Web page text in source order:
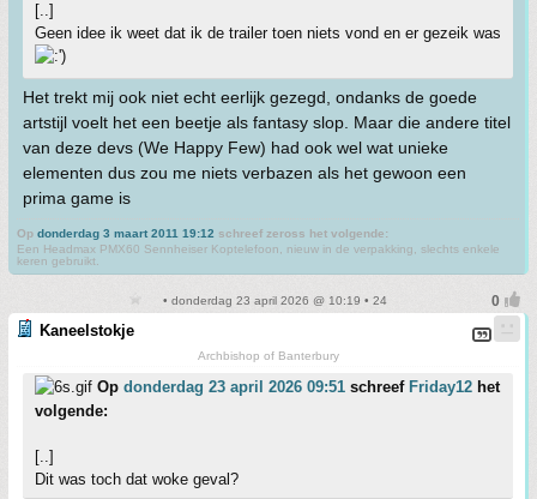
[..]
Geen idee ik weet dat ik de trailer toen niets vond en er gezeik was
Het trekt mij ook niet echt eerlijk gezegd, ondanks de goede
artstijl voelt het een beetje als fantasy slop. Maar die andere titel
van deze devs (We Happy Few) had ook wel wat unieke
elementen dus zou me niets verbazen als het gewoon een
prima game is
Op donderdag 3 maart 2011 19:12 schreef zeross het volgende:
Een Headmax PMX60 Sennheiser Koptelefoon, nieuw in de verpakking, slechts enkele
keren gebruikt.
• donderdag 23 april 2026 @ 10:19 • 24
Kaneelstokje
Archbishop of Banterbury
Op donderdag 23 april 2026 09:51 schreef Friday12 het
volgende:
[..]
Dit was toch dat woke geval?